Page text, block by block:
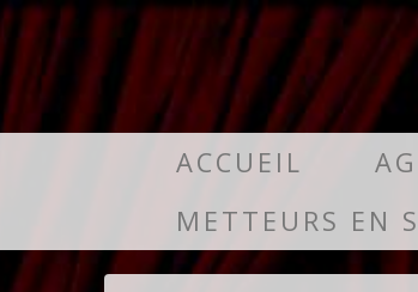
ACCUEIL
METTEURS EN